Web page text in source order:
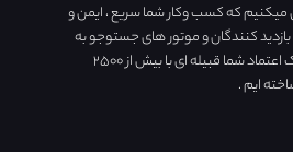
میکنیم که کسب وکار شما سریع ، ایمن و
کنندگان و موتور های جستوجو به
شما اعتماد خواهند کرد. ما به کمک اعتماد شما قبیله ای با بیش از ۲۵۰۰
ایم .